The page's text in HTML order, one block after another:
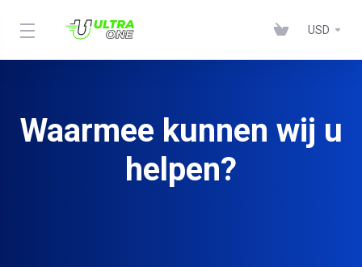
USD
Waarmee kunnen wij u
helpen?